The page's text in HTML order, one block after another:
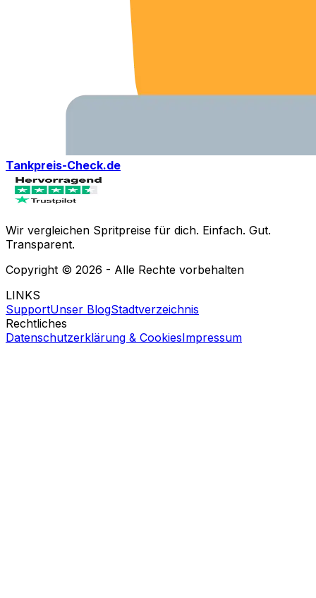
Tankpreis-Check.de
Wir vergleichen Spritpreise für dich. Einfach. Gut.
Transparent.
Copyright © 2026 - Alle Rechte vorbehalten
LINKS
SupportUnser BlogStadtverzeichnis
Rechtliches
Datenschutzerklärung & CookiesImpressum